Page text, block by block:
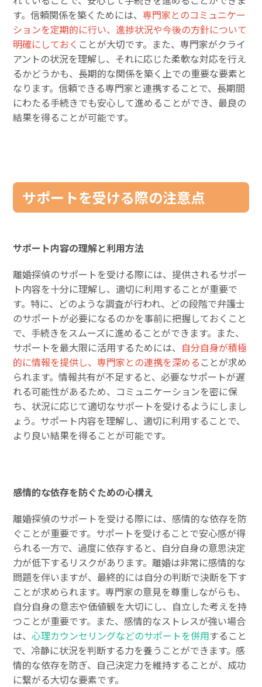
す。信頼関係を築くためには、専門家とのコミュニケー
ションを定期的に行い、進捗状況や今後の方針について
明確にしておく ことが大切です。また、専門家がクライ
アントの状況を理解し、それに応じた柔軟な対応を行え
るかどうかも、長期的な関係を築く上での重要な要素と
なります。信頼できる専門家と連携することで、長期間
にわたる手続きでも安心して進めることができ、最良の
結果を得ることが可能です。
サポートを受ける際の注意点
サポート内容の理解と利用方法
離婚探偵のサポートを受ける際には、提供されるサポー
ト内容を十分に理解し、適切に利用することが重要で
す。特に、どのような調査が行われ、どの段階で弁護士
のサポートが必要になるのかを事前に把握しておくこと
で、手続きをスムーズに進めることができます。また、
サポートを最大限に活用するためには、 自分自身が積極
的に情報を提供し、専門家との連携を深める ことが求め
られます。情報共有が不足すると、必要なサポートが遅
れる可能性があるため、コミュニケーションを密に保
ち、状況に応じて適切なサポートを受けるようにしまし
ょう。サポート内容を理解し、適切に利用することで、
より良い結果を得ることが可能です。
感情的な依存を防ぐための心構え
離婚探偵のサポートを受ける際には、感情的な依存を防
ぐことが重要です。サポートを受けることで安心感が得
られる一方で、過度に依存すると、自分自身の意思決定
力が低下するリスクがあります。離婚は非常に感情的な
問題を伴いますが、最終的には自分の判断で決断を下す
ことが求められます。専門家の意見を尊重しながらも、
自分自身の意志や価値観を大切にし、自立した考えを持
つことが重要です。また、感情的なストレスが強い場合
は、心理カウンセリングなどのサポートを併用すること
で、冷静に状況を判断する力を養うことができます。感
情的な依存を防ぎ、自己決定力を維持することが、成功
に繋がる大切な要素です。